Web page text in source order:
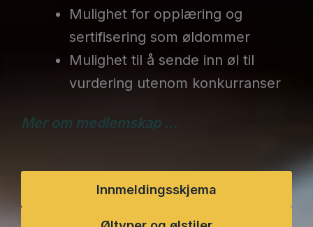
Mulighet for opplæring og
sertifisering som øldommer
Mulighet til å sende inn øl til
vurdering utenom konkurranser
Mer om medlemskap …
Innmeldingsskjema